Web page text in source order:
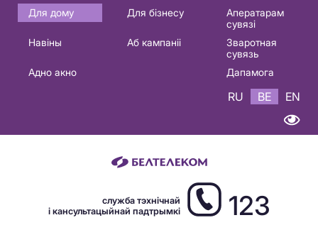
Основная
навигация
Для дому Для бізнесу
Аператарам
сувязі
Навіны
Аб кампаніі
Зваротная
сувязь
Адно акно
Дапамога
RU BE EN
служба тэхнічнай
і кансультацыйнай падтрымкі
123